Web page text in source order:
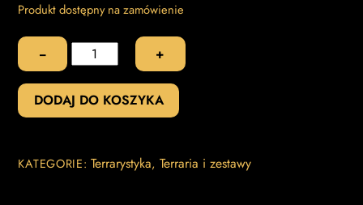
Produkt dostępny na zamówienie
−
ilość
Terrarium
szklane
120x50x50
+
DODAJ DO KOSZYKA
KATEGORIE:Terrarystyka, Terraria i zestawy